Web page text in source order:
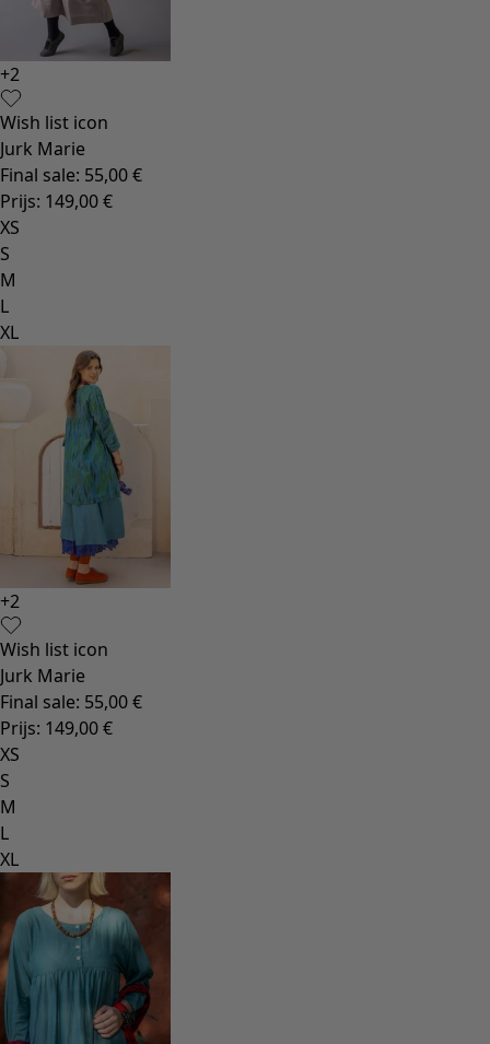
+2
Wish list icon
Jurk Marie
Final sale: 55,00 €
Prijs: 149,00 €
XS
S
M
L
XL
+2
Wish list icon
Jurk Marie
Final sale: 55,00 €
Prijs: 149,00 €
XS
S
M
L
XL